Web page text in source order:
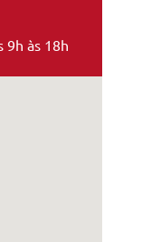
9h às 18h